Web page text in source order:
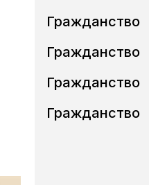
Гражданство
Гражданство
Гражданство
Гражданство